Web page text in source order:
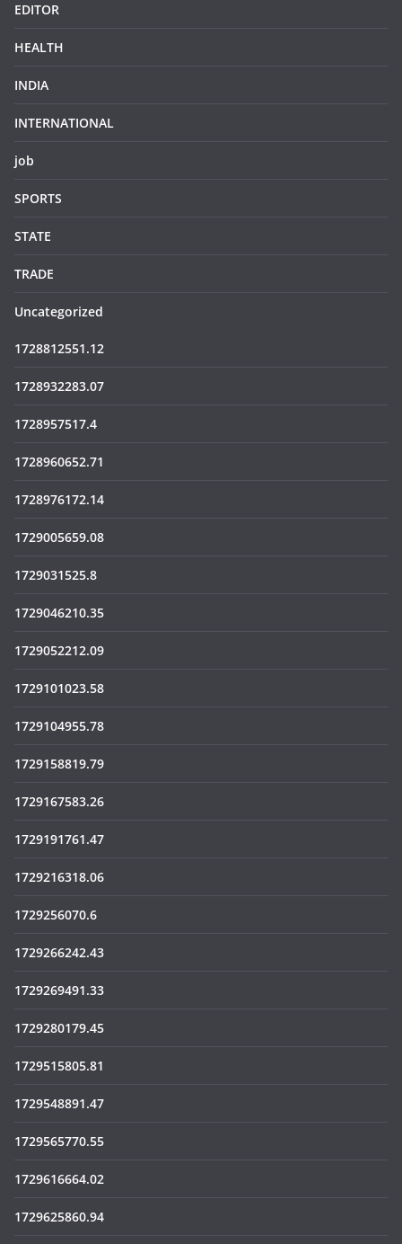
EDITOR
HEALTH
INDIA
INTERNATIONAL
job
SPORTS
STATE
TRADE
Uncategorized
1728812551.12
1728932283.07
1728957517.4
1728960652.71
1728976172.14
1729005659.08
1729031525.8
1729046210.35
1729052212.09
1729101023.58
1729104955.78
1729158819.79
1729167583.26
1729191761.47
1729216318.06
1729256070.6
1729266242.43
1729269491.33
1729280179.45
1729515805.81
1729548891.47
1729565770.55
1729616664.02
1729625860.94